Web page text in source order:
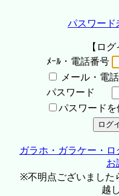
パスワード
【ロ
ﾒｰﾙ・電話番号
メール・電
パスワード
パスワードを
ガラホ・ガラケー・
お
※不明点ございました
越